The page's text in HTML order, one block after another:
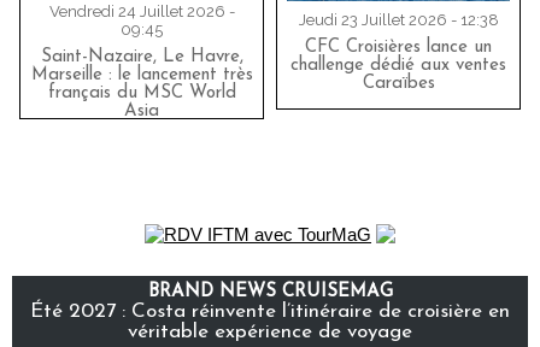
Vendredi 24 Juillet 2026 -
09:45
Saint-Nazaire, Le Havre,
Marseille : le lancement très
français du MSC World
Asia
Jeudi 23 Juillet 2026 - 12:38
CFC Croisières lance un
challenge dédié aux ventes
Caraïbes
BRAND NEWS CRUISEMAG
Été 2027 : Costa réinvente l’itinéraire de croisière en
véritable expérience de voyage